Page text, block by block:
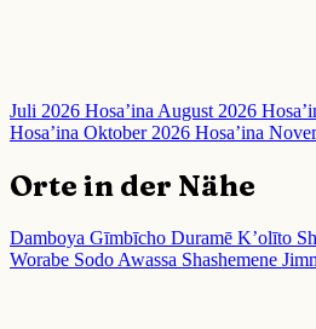
Juli 2026 Hosa’inaAugust 2026
Hosa’ina Oktober 2026 Hosa’ina
Orte in der Nähe
Damboya Gīmbīcho Duramē K’olīto
Worabe Sodo Awassa Shashemene